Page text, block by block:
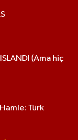
(Ama hiç
Türk